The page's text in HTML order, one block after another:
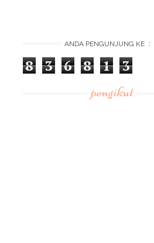
ANDA PENGUNJUNG KE :
8 3 6 8 1 3
pengikut